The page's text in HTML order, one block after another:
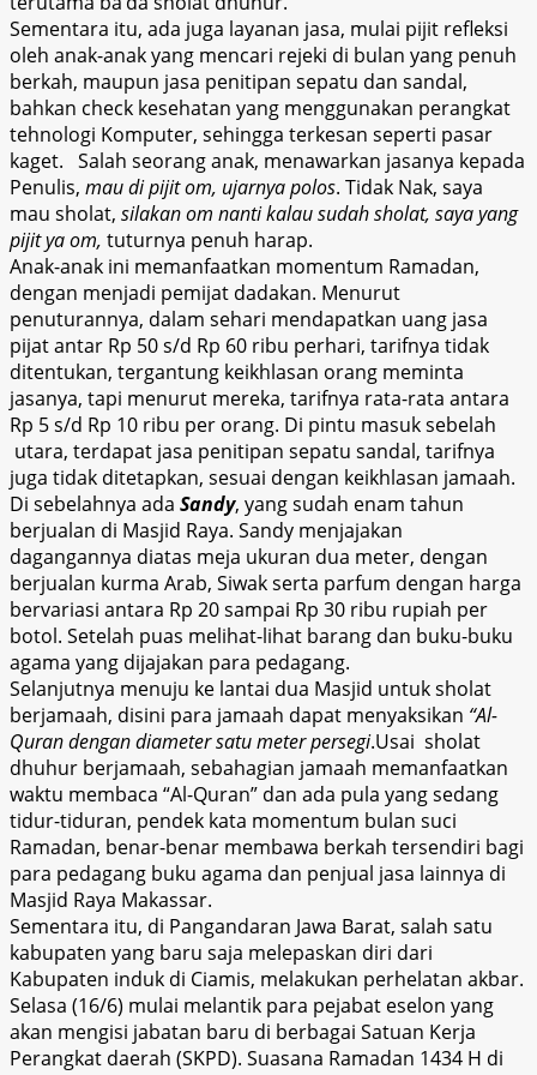
Sementara itu, ada juga layanan jasa, mulai pijit refleksi
oleh anak-anak yang mencari rejeki di bulan yang penuh
berkah, maupun jasa penitipan sepatu dan sandal,
bahkan check kesehatan yang menggunakan perangkat
tehnologi Komputer, sehingga terkesan seperti pasar
kaget. Salah seorang anak, menawarkan jasanya kepada
Penulis, mau di pijit om, ujarnya polos. Tidak Nak, saya
mau sholat, silakan om nanti kalau sudah sholat, saya yang
pijit ya om, tuturnya penuh harap.
Anak-anak ini memanfaatkan momentum Ramadan,
dengan menjadi pemijat dadakan. Menurut
penuturannya, dalam sehari mendapatkan uang jasa
pijat antar Rp 50 s/d Rp 60 ribu perhari, tarifnya tidak
ditentukan, tergantung keikhlasan orang meminta
jasanya, tapi menurut mereka, tarifnya rata-rata antara
Rp 5 s/d Rp 10 ribu per orang. Di pintu masuk sebelah
utara, terdapat jasa penitipan sepatu sandal, tarifnya
juga tidak ditetapkan, sesuai dengan keikhlasan jamaah.
Di sebelahnya ada Sandy, yang sudah enam tahun
berjualan di Masjid Raya. Sandy menjajakan
dagangannya diatas meja ukuran dua meter, dengan
berjualan kurma Arab, Siwak serta parfum dengan harga
bervariasi antara Rp 20 sampai Rp 30 ribu rupiah per
botol. Setelah puas melihat-lihat barang dan buku-buku
agama yang dijajakan para pedagang.
Selanjutnya menuju ke lantai dua Masjid untuk sholat
berjamaah, disini para jamaah dapat menyaksikan “Al-
Quran dengan diameter satu meter persegi.Usai sholat
dhuhur berjamaah, sebahagian jamaah memanfaatkan
waktu membaca “Al-Quran” dan ada pula yang sedang
tidur-tiduran, pendek kata momentum bulan suci
Ramadan, benar-benar membawa berkah tersendiri bagi
para pedagang buku agama dan penjual jasa lainnya di
Masjid Raya Makassar.
Sementara itu, di Pangandaran Jawa Barat, salah satu
kabupaten yang baru saja melepaskan diri dari
Kabupaten induk di Ciamis, melakukan perhelatan akbar.
Selasa (16/6) mulai melantik para pejabat eselon yang
akan mengisi jabatan baru di berbagai Satuan Kerja
Perangkat daerah (SKPD). Suasana Ramadan 1434 H di